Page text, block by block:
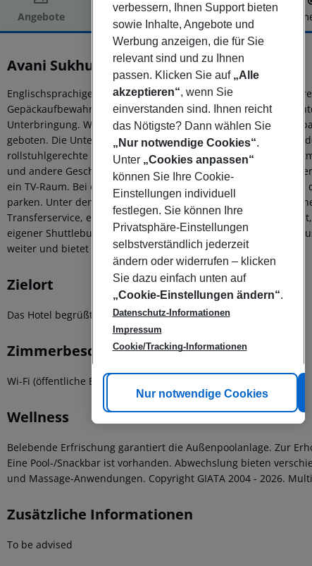
Angebote Hotelbeschreibung
Hotelbeschreibung
Avani Sukhumvit Bangkok
5
Englischsprachiges Personal an der Rezeption im
Gepäckaufbewahrung, ein Safe, eine Wechselstube, ein
Unterbringung. WLAN ist in den öffentlichen Bereichen
geboten. Die Unterbringung verfügt über eine Reihe von
rollstuhlgerechte Einrichtungen sind vorhanden. Behagliche
und andere Geschäfte können zum Einkaufen und Bummeln
ein TV-Raum. Bei einer Anreise mit dem Auto können die
parken. Unter den weiteren Leistungen finden sich ein 24h-
Transferservice, ein 24-Stunden-Zimmerservice, ein
eigener Shuttlebus. Kostenfrei steht Gästen die Tageszeitung
weiter und bietet ein Faxgerät an.
Zielort
Das Hotel begrüßt die Gäste in Bangkok.
Zimmerbeschreibung
Wi-Fi (öffentliche Bereiche)
Wellness
Belebende Erfrischung garantiert die Außenpoolanlage. Zur
Eine Pool-/Snackbar ist vorhanden. Abwechslung bieten
und Massage-Anwendungen. Copyright GIATA 2004 - 2026.
Zusätzliche Informationen
To be advised
verbessern, Ihnen Support bieten
sowie Inhalte, Angebote und
Werbung anzeigen, die für Sie
relevant sind und zu Ihnen
passen. Klicken Sie auf „Alle
akzeptieren“, wenn Sie
einverstanden sind. Ihnen reicht
das Nötigste? Dann wählen Sie
„Nur notwendige Cookies“.
Unter „Cookies anpassen“
können Sie Ihre Cookie-
Einstellungen individuell
festlegen. Sie können Ihre
Privatsphäre-Einstellungen
selbstverständlich jederzeit
ändern oder widerrufen – klicken
Sie dazu einfach unten auf
„Cookie-Einstellungen ändern“.
Datenschutz-Informationen
Impressum
Cookie/Tracking-Informationen
Cookie anpassen
Nur notwendige Cookies